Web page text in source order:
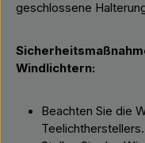
geschlossene
Windlichtern:
Beachten Sie die
Teelichtherstellers.